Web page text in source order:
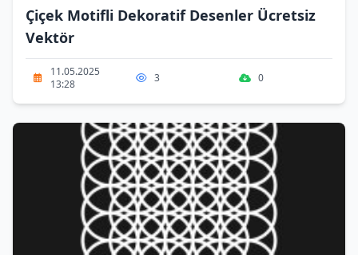
Çiçek Motifli Dekoratif Desenler Ücretsiz
Vektör
11.05.2025
13:28
3 0